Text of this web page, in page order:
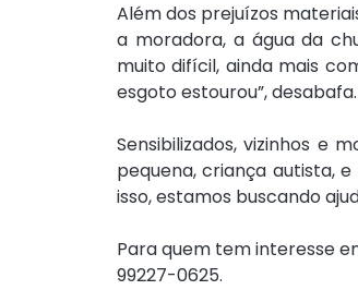
Além dos prejuízos
a moradora, a água da
muito difícil, ainda mais
esgoto estourou”, desabafa.
Sensibilizados, vizinhos e
pequena, criança autista,
isso, estamos buscando
Para quem tem interesse
99227-0625.